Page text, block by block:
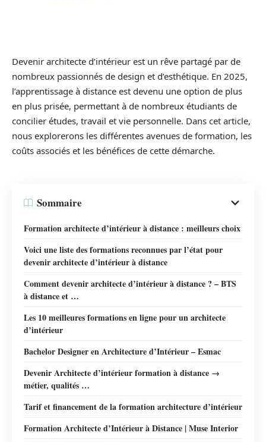
Devenir architecte d’intérieur est un rêve partagé par de
nombreux passionnés de design et d’esthétique. En 2025,
l’apprentissage à distance est devenu une option de plus
en plus prisée, permettant à de nombreux étudiants de
concilier études, travail et vie personnelle. Dans cet article,
nous explorerons les différentes avenues de formation, les
coûts associés et les bénéfices de cette démarche.
Sommaire
Formation architecte d’intérieur à distance : meilleurs choix
Voici une liste des formations reconnues par l’état pour
devenir architecte d’intérieur à distance
Comment devenir architecte d’intérieur à distance ? – BTS
à distance et …
Les 10 meilleures formations en ligne pour un architecte
d’intérieur
Bachelor Designer en Architecture d’Intérieur – Esmac
Devenir Architecte d’intérieur formation à distance →
métier, qualités …
Tarif et financement de la formation architecture d’intérieur
Formation Architecte d’Intérieur à Distance | Muse Interior